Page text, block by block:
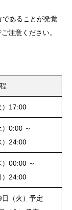
であることが発覚
注意ください。
）17:00
0:00 ～
）24:00
00:00 ～
）24:00
（火）予定